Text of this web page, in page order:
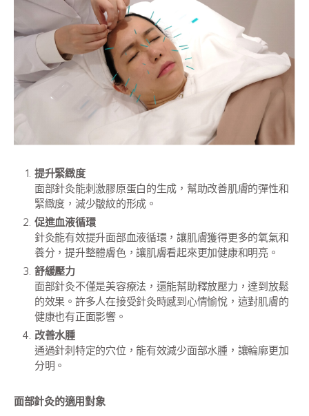
提升緊緻度
面部針灸能刺激膠原蛋白的生成，幫助改善肌膚的彈性和
緊緻度，減少皺紋的形成。
促進血液循環
針灸能有效提升面部血液循環，讓肌膚獲得更多的氧氣和
養分，提升整體膚色，讓肌膚看起來更加健康和明亮。
舒緩壓力
面部針灸不僅是美容療法，還能幫助釋放壓力，達到放鬆
的效果。許多人在接受針灸時感到心情愉悅，這對肌膚的
健康也有正面影響。
改善水腫
通過針刺特定的穴位，能有效減少面部水腫，讓輪廓更加
分明。
面部針灸的適用對象